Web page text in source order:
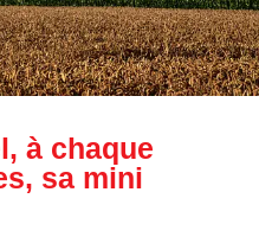
à chaque
sa mini